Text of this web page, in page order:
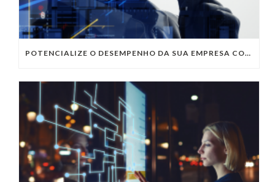
POTENCIALIZE O DESEMPENHO DA SUA EMPRESA COM OS SERVIÇOS DE TI DA VIVO VITA